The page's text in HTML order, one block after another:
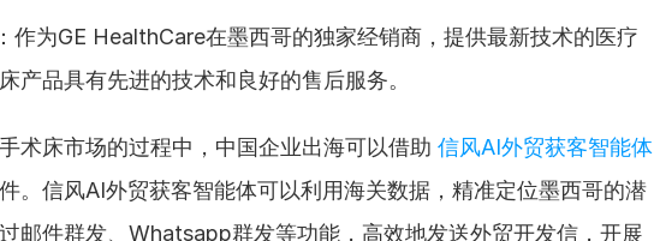
：作为GE HealthCare在墨西哥的独家经销商，提供最新技术的医疗
产品具有先进的技术和良好的售后服务。
术床市场的过程中，中国企业出海可以借助 信风AI外贸获客智能体
。信风AI外贸获客智能体可以利用海关数据，精准定位墨西哥的潜
邮件群发、Whatsapp群发等功能，高效地发送外贸开发信，开展